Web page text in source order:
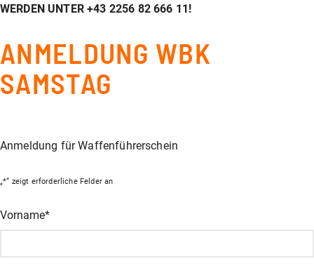
WERDEN UNTER +43 2256 82 666 11!
ANMELDUNG WBK
SAMSTAG
Anmeldung für Waffenführerschein
„*“ zeigt erforderliche Felder an
Facebook
Vorname*